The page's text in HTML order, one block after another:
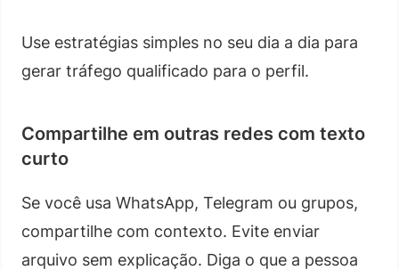
Use estratégias simples no seu dia a dia para
gerar tráfego qualificado para o perfil.
Compartilhe em outras redes com texto
curto
Se você usa WhatsApp, Telegram ou grupos,
compartilhe com contexto. Evite enviar
arquivo sem explicação. Diga o que a pessoa